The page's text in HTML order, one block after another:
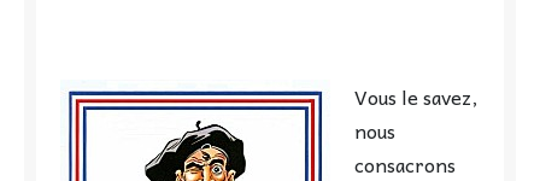
Vous le savez,
nous
consacrons